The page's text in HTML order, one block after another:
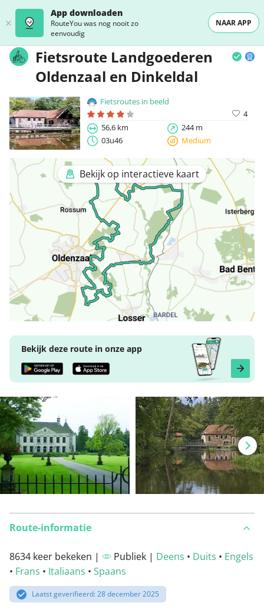
App downloaden
RouteYou was nog nooit zo
eenvoudig
NAAR APP
Fietsroute Landgoederen
Oldenzaal en Dinkeldal
Fietsroutes in beeld
4
56,6 km
244 m
03u46
Medium
Bekijk op interactieve kaart
Bekijk deze route in onze app
Route-informatie
8634 keer bekeken | Publiek | Deens • Duits • Engels
• Frans • Italiaans • Spaans
Laatst geverifieerd: 28 december 2025